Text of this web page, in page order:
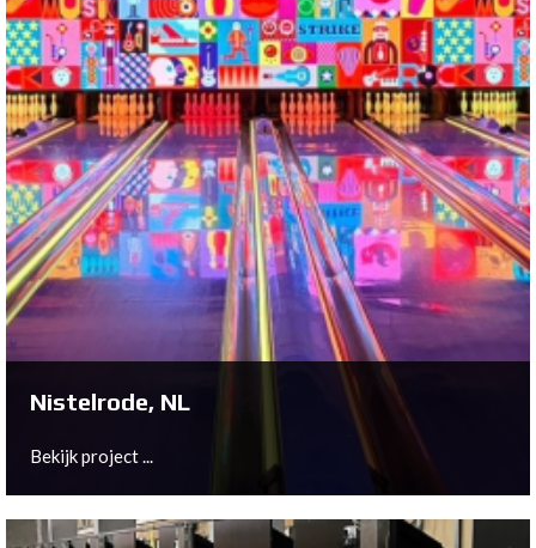
Sittard, NL
Bekijk project ...
Nistelrode, NL
Bekijk project ...